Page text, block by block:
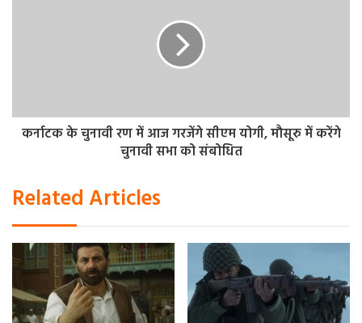
कर्नाटक के चुनावी रण में आज गरजेंगे सीएम योगी, मौसूरु में करेंगे
चुनावी सभा को संबोधित
Related Articles